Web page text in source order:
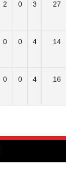
2 0 3 27
0 0 4 14
0 0 4 16